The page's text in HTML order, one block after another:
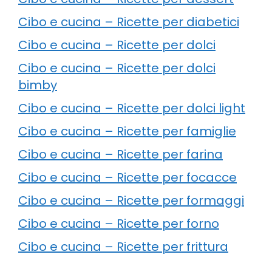
Cibo e cucina – Ricette per diabetici
Cibo e cucina – Ricette per dolci
Cibo e cucina – Ricette per dolci
bimby
Cibo e cucina – Ricette per dolci light
Cibo e cucina – Ricette per famiglie
Cibo e cucina – Ricette per farina
Cibo e cucina – Ricette per focacce
Cibo e cucina – Ricette per formaggi
Cibo e cucina – Ricette per forno
Cibo e cucina – Ricette per frittura